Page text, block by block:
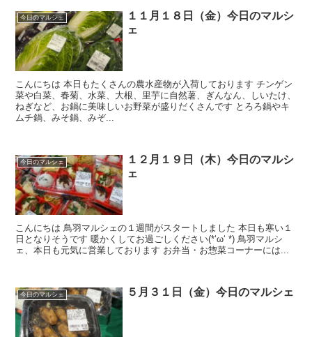
今日のマルシェ
１１月１８日（金）今日のマルシ
ェ
こんにちは 本日もたくさんの農水産物が入荷しております チンゲン
菜や白菜、春菊、水菜、大根、里芋に自然薯、ぎんなん、しいたけ、
ねぎなど、お鍋に美味しいお野菜が盛りだくさんです とろろ鍋やキ
ムチ鍋、みそ鍋、みぞ...
今日のマルシェ
１２月１９日（木）今日のマルシ
ェ
こんにちは 鳥羽マルシェの１週間がスタートしました 本日も寒い１
日となりそうです 暖かくしてお過ごしください(*‘ω‘ *) 鳥羽マルシ
ェ、本日も元気に営業しております お弁当・お惣菜コーナーには...
今日のマルシェ ５月３１日（金）今日のマルシェ